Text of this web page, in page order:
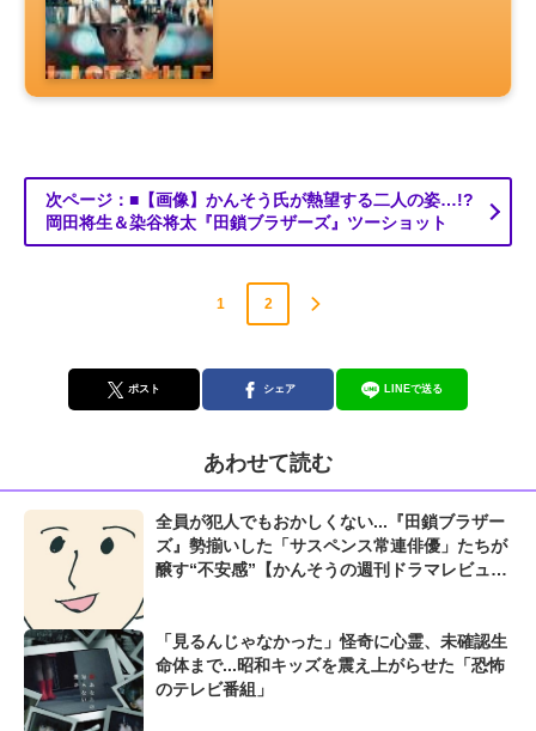
次ページ：■【画像】かんそう氏が熱望する二人の姿…!?
岡田将生＆染谷将太『田鎖ブラザーズ』ツーショット
1 2
ポスト シェア LINEで送る
あわせて読む
全員が犯人でもおかしくない...『田鎖ブラザー
ズ』勢揃いした「サスペンス常連俳優」たちが
醸す“不安感”【かんそうの週刊ドラマレビュ
「見るんじゃなかった」怪奇に心霊、未確認生
命体まで...昭和キッズを震え上がらせた「恐怖
のテレビ番組」